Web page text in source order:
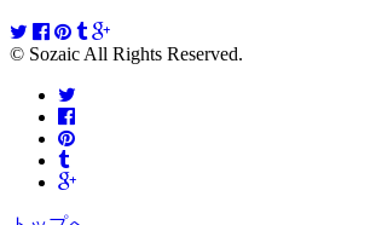
© Sozaic All Rights Reserved.